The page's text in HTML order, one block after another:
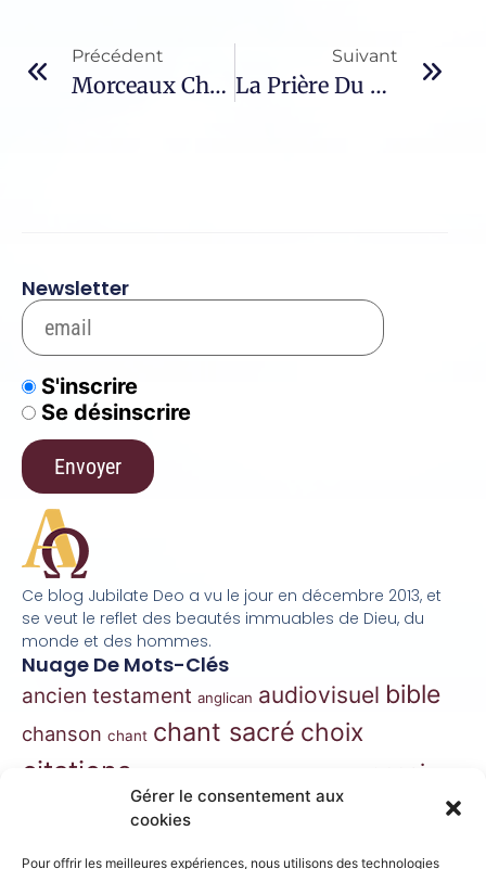
Gérer le consentement aux
cookies
Pour offrir les meilleures expériences, nous utilisons des technologies
Précédent
Morceaux Choisis – 1189 / Didier-Joseph Caullery
Suivant
La Prière Du Rosaire – 68 / Les Mystères Douloureux
Ce blog Jubilate Deo a vu le jour en décembre 2013, et
se veut le reflet des beautés immuables de Dieu, du
monde et des hommes.
Nuage De Mots-Clés
ancien testament anglican audiovisuel bible
chanson chant chant sacré choix
citations essai
gospel grégorien
jésus liturgie liturgie orthodoxe marie
Newsletter
S'inscrire
Se désinscrire